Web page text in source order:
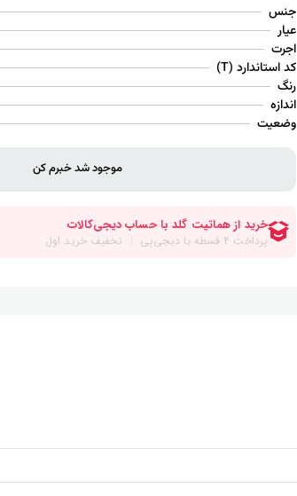
جنس
عیار
اجرت
کد استاندارد (T)
رنگ
اندازه
وضعیت
موجود شد خبرم کن